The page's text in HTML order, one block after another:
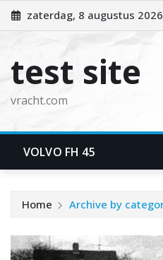
zaterdag, 8 augustus 2026
test site
vracht.com
VOLVO FH 45
Home Archive by